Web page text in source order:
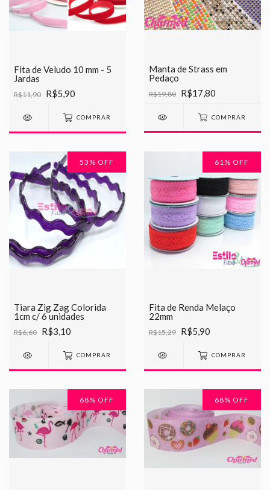
Fita de Veludo 10 mm - 5
Jardas
R$11,90 R$5,90
COMPRAR
Manta de Strass em
Pedaço
R$19,80 R$17,80
COMPRAR
53 % OFF
Tiara Zig Zag Colorida
1cm c/ 6 unidades
R$6,60 R$3,10
COMPRAR
61 % OFF
Fita de Renda Melaço
22mm
R$15,29 R$5,90
COMPRAR
68% OFF 68% OFF